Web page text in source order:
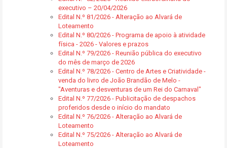
executivo – 20/04/2026
Edital N.º 81/2026 - Alteração ao Alvará de
Loteamento
Edital N.º 80/2026 - Programa de apoio à atividade
física - 2026 - Valores e prazos
Edital N.º 79/2026 - Reunião pública do executivo
do mês de março de 2026
Edital N.º 78/2026 - Centro de Artes e Criatividade -
venda do livro de João Brandão de Melo -
"Aventuras e desventuras de um Rei do Carnaval"
Edital N.º 77/2026 - Publicitação de despachos
proferidos desde o início do mandato
Edital N.º 76/2026 - Alteração ao Alvará de
Loteamento
Edital N.º 75/2026 - Alteração ao Alvará de
Loteamento